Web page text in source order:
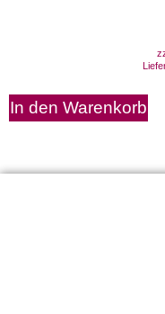
In den Warenkorb